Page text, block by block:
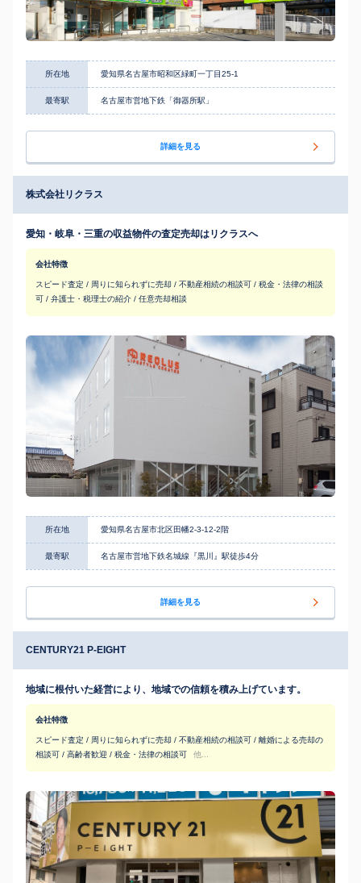
所在地 愛知県名古屋市昭和区緑町一丁目25-1
最寄駅 名古屋市営地下鉄「御器所駅」
詳細を見る
株式会社リクラス
愛知・岐阜・三重の収益物件の査定売却はリクラスへ
会社特徴
スピード査定 / 周りに知られずに売却 / 不動産相続の相談可 / 税金・法律の相談
可 / 弁護士・税理士の紹介 / 任意売却相談
所在地 愛知県名古屋市北区田幡2-3-12-2階
最寄駅 名古屋市営地下鉄名城線『黒川』駅徒歩4分
詳細を見る
CENTURY21 P-EIGHT
地域に根付いた経営により、地域での信頼を積み上げています。
会社特徴
スピード査定 / 周りに知られずに売却 / 不動産相続の相談可 / 離婚による売却の
相談可 / 高齢者歓迎 / 税金・法律の相談可
他...